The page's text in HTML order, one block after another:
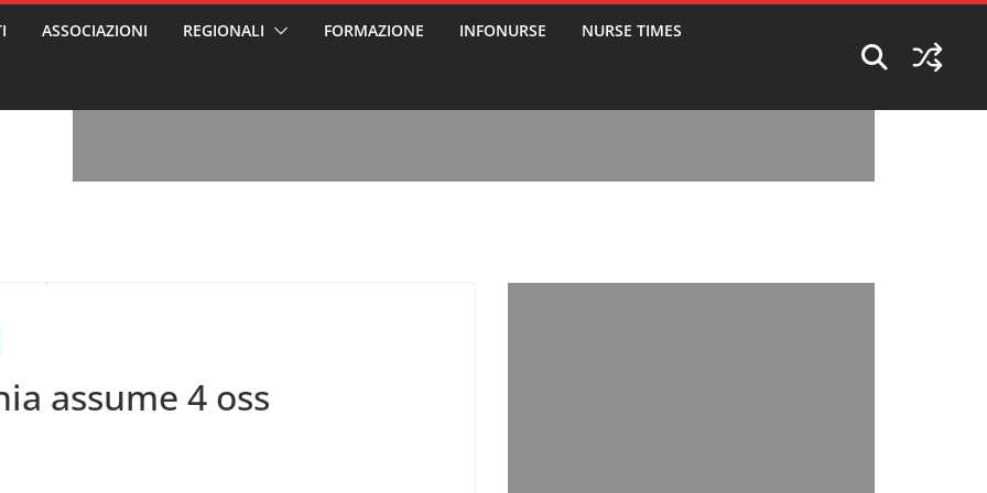
pubblico
sanitari
tutto quello
su
ASSOCIAZIONI REGIONALI FORMAZIONE INFONURSE NURSE TIMES
assume 4 oss